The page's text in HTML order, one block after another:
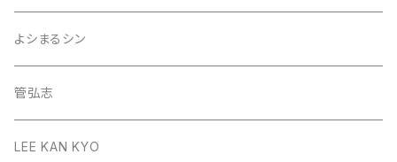
よシまるシン
管弘志
LEE KAN KYO